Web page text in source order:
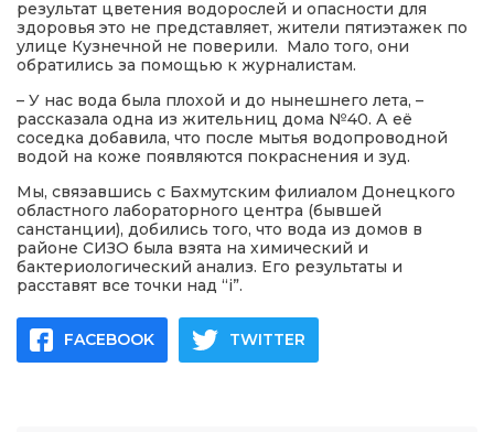
політика
місія
результат цветения водорослей и опасности для
здоровья это не представляет, жители пятиэтажек по
улице Кузнечной не поверили. Мало того, они
обратились за помощью к журналистам.
– У нас вода была плохой и до нынешнего лета, –
рассказала одна из жительниц дома №40. А её
соседка добавила, что после мытья водопроводной
водой на коже появляются покраснения и зуд.
Мы, связавшись с Бахмутским филиалом Донецкого
областного лабораторного центра (бывшей
санстанции), добились того, что вода из домов в
районе СИЗО была взята на химический и
бактериологический анализ. Его результаты и
расставят все точки над “і”.
FACEBOOK TWITTER